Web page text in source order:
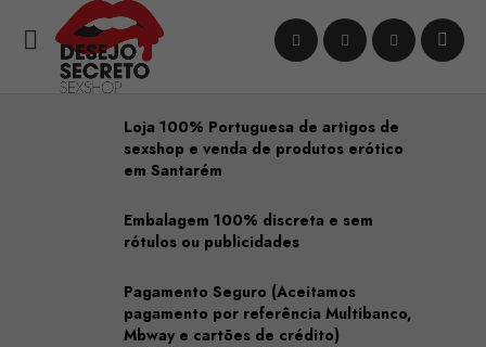

Loja 100% Portuguesa de artigos de
sexshop e venda de produtos erótico
em Santarém
Embalagem 100% discreta e sem
rótulos ou publicidades
Pagamento Seguro (Aceitamos
pagamento por referência Multibanco,
Mbway e cartões de crédito)